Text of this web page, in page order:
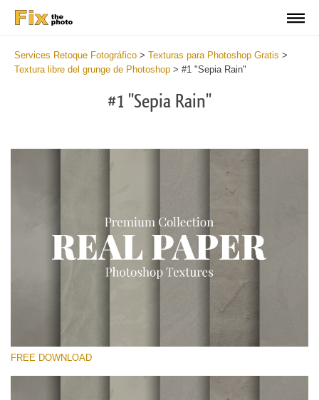
Services Retoque Fotográfico > Texturas para Photoshop Gratis >
Textura libre del grunge de Photoshop > #1 "Sepia Rain"
#1 "Sepia Rain"
Por favor seleccione
FREE DOWNLOAD